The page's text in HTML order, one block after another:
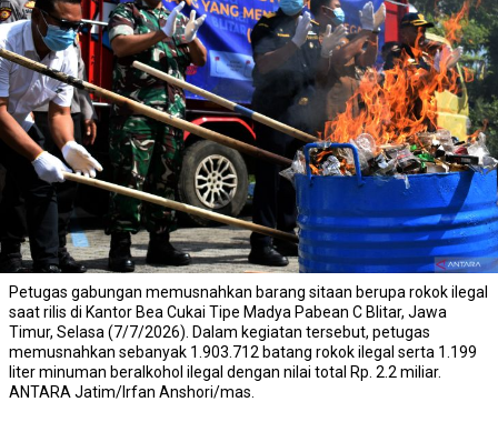
Petugas gabungan memusnahkan barang sitaan berupa rokok ilegal
saat rilis di Kantor Bea Cukai Tipe Madya Pabean C Blitar, Jawa
Timur, Selasa (7/7/2026). Dalam kegiatan tersebut, petugas
memusnahkan sebanyak 1.903.712 batang rokok ilegal serta 1.199
liter minuman beralkohol ilegal dengan nilai total Rp. 2.2 miliar.
ANTARA Jatim/Irfan Anshori/mas.